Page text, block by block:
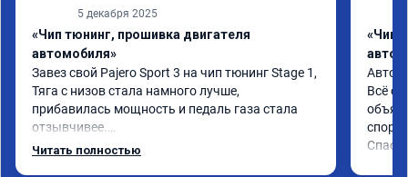
5 декабря 2025
«Чип тюнинг, прошивка двигателя
автомобиля»
Завез свой Pajero Sport 3 на чип тюнинг Stage 1,
Тяга с низов стала намного лучше,
прибавилась мощность и педаль газа стала
отзывчивее.
Читать полностью
«Чип
Всё